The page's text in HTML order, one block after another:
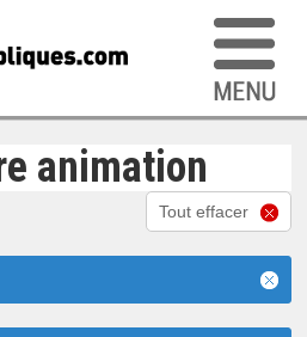
animation
Tout effacer